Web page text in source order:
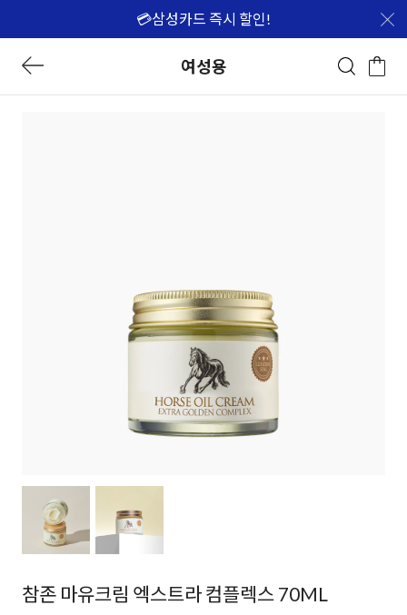
💳삼성카드 즉시 할인!
여성용
참존 마유크림 엑스트라 컴플렉스 70ML